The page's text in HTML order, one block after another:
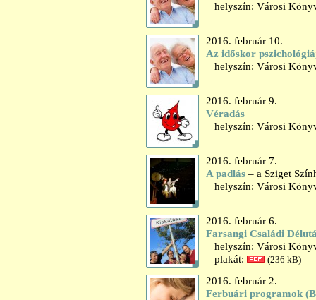
helyszín: Városi
2016. február 10.
Az időskor
helyszín: Városi
2016. február 9.
Véradás
helyszín: Városi
2016. február 7.
A padlás – a Sziget
helyszín: Városi
2016. február 6.
Farsangi Családi
helyszín: Városi
plakát:
(236 kB)
2016. február 2.
Ferbuári programok